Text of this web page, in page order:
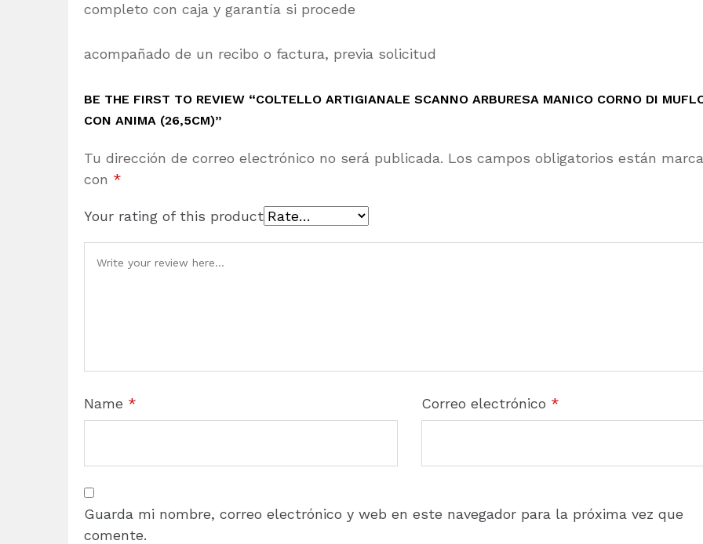
completo con caja y garantía si procede
acompañado de un recibo o factura, previa solicitud
BE THE FIRST TO REVIEW “COLTELLO ARTIGIANALE SCANNO ARBURESA MANICO CORNO DI
CON ANIMA (26,5CM)”
Tu dirección de correo electrónico no será publicada. Los campos obligatorios están
con *
Your rating of this product
Name * Correo electrónico *
Guarda mi nombre, correo electrónico y web en este navegador para la próxima vez que
comente.